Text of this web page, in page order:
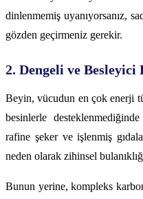
dinlenmemiş uyanıyorsanız,
gözden geçirmeniz gerekir.
2. Dengeli ve Besleyici
Beyin, vücudun en çok enerji
besinlerle
rafine şeker ve işlenmiş
neden olarak zihinsel
Bunun yerine, kompleks